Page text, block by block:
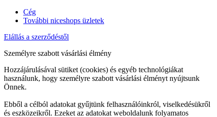
Cég
További niceshops üzletek
Elállás a szerződéstől
Személyre szabott vásárlási élmény
Hozzájárulásával sütiket (cookies) és egyéb technológiákat
használunk, hogy személyre szabott vásárlási élményt nyújtsunk
Önnek.
Ebből a célból adatokat gyűjtünk felhasználóinkról, viselkedésükről
és eszközeikről. Ezeket az adatokat weboldalunk folyamatos